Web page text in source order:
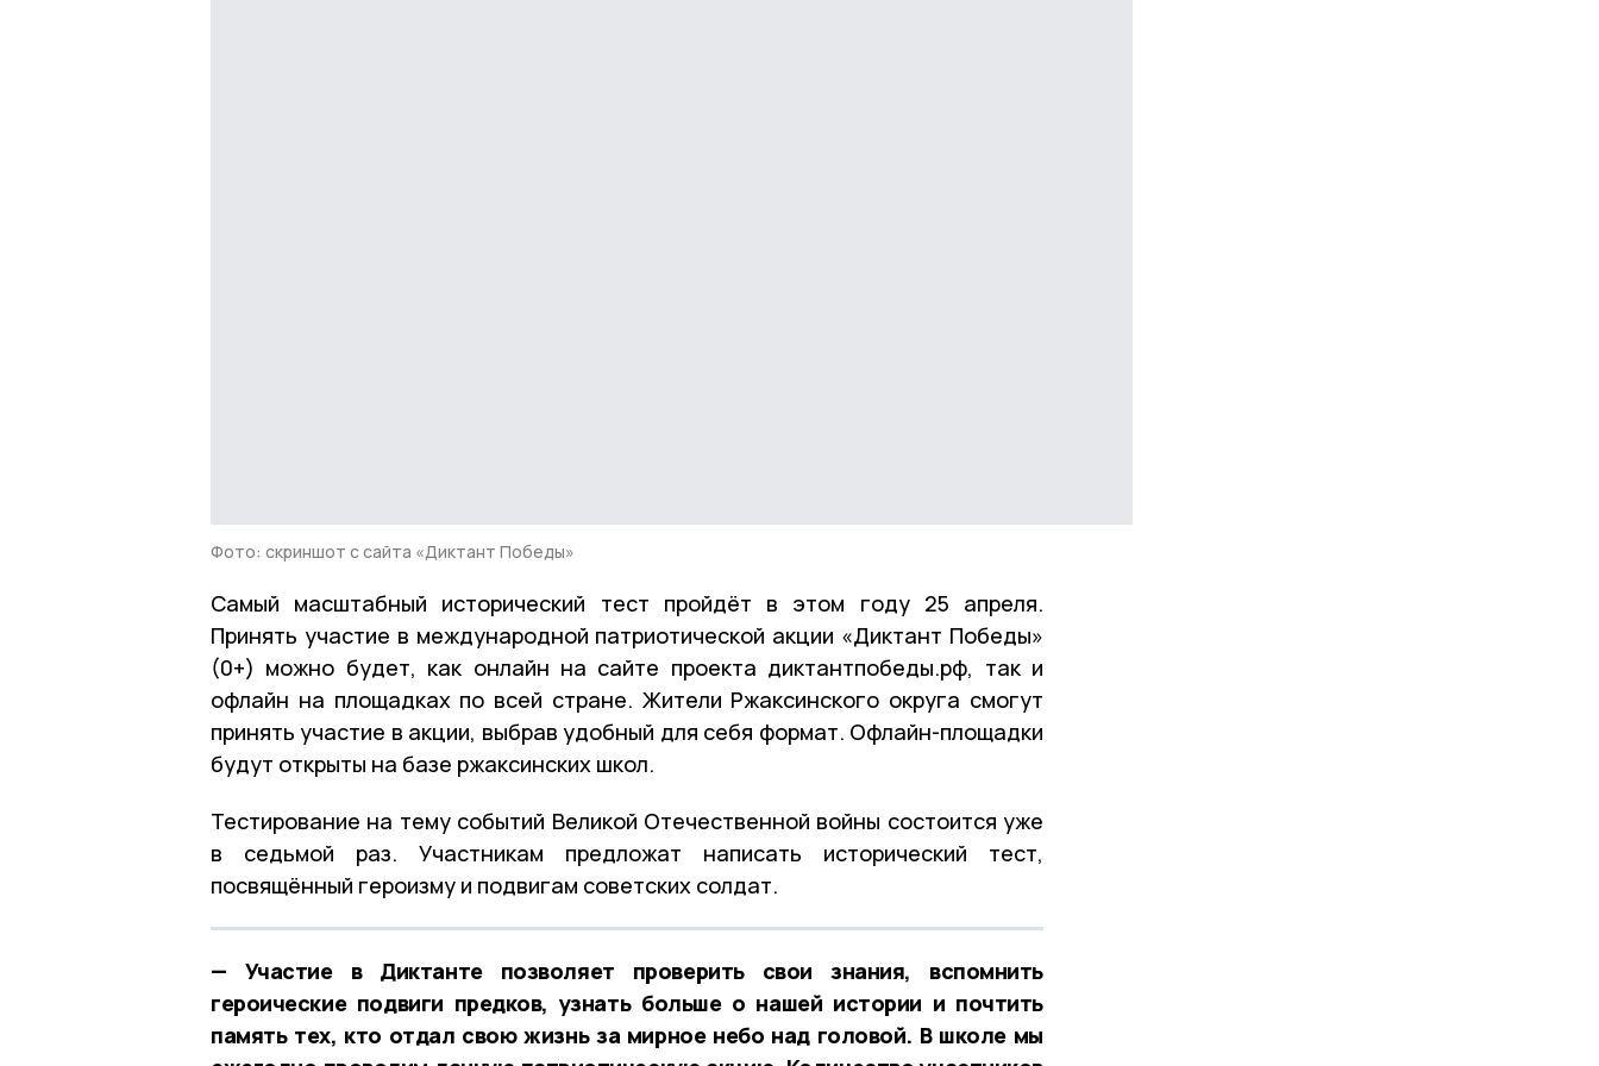
Фото: скриншот с сайта «Диктант Победы»
Самый масштабный исторический тест пройдёт в этом году 25 апреля.
Принять участие в международной патриотической акции «Диктант Победы»
(0+) можно будет, как онлайн на сайте проекта диктантпобеды.рф, так и
офлайн на площадках по всей стране. Жители Ржаксинского округа смогут
принять участие в акции, выбрав удобный для себя формат. Офлайн-площадки
будут открыты на базе ржаксинских школ.
Тестирование на тему событий Великой Отечественной войны состоится уже
в седьмой раз. Участникам предложат написать исторический тест,
посвящённый героизму и подвигам советских солдат.
— Участие в Диктанте позволяет проверить свои знания, вспомнить
героические подвиги предков, узнать больше о нашей истории и почтить
память тех, кто отдал свою жизнь за мирное небо над головой. В школе мы